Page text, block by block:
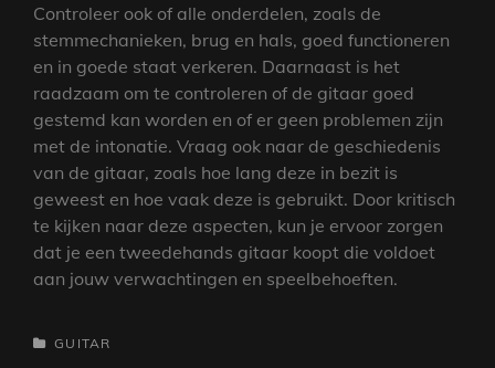
Controleer ook of alle onderdelen, zoals de
stemmechanieken, brug en hals, goed functioneren
en in goede staat verkeren. Daarnaast is het
raadzaam om te controleren of de gitaar goed
gestemd kan worden en of er geen problemen zijn
met de intonatie. Vraag ook naar de geschiedenis
van de gitaar, zoals hoe lang deze in bezit is
geweest en hoe vaak deze is gebruikt. Door kritisch
te kijken naar deze aspecten, kun je ervoor zorgen
dat je een tweedehands gitaar koopt die voldoet
aan jouw verwachtingen en speelbehoeften.
CATEGORIEËN
GUITAR